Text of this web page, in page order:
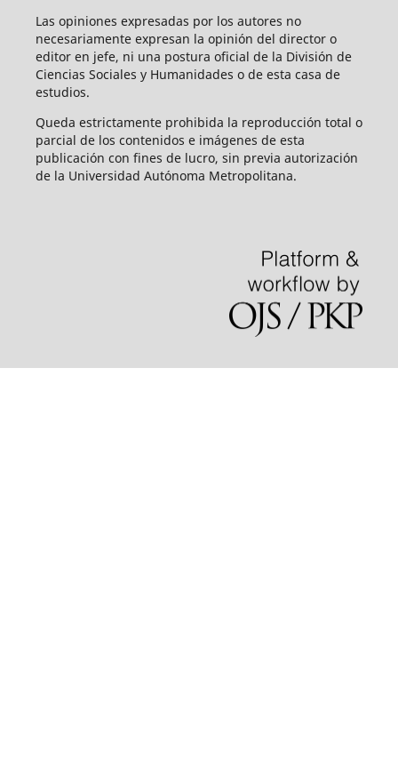
Las opiniones expresadas por los autores no
necesariamente expresan la opinión del director o
editor en jefe, ni una postura oficial de la División de
Ciencias Sociales y Humanidades o de esta casa de
estudios.
Queda estrictamente prohibida la reproducción total o
parcial de los contenidos e imágenes de esta
publicación con fines de lucro, sin previa autorización
de la Universidad Autónoma Metropolitana.